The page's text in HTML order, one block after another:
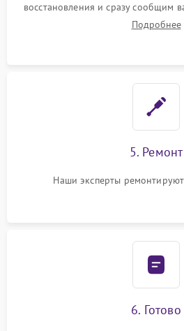
восстановления и сразу сообщим
Подробнее
5. Ремонт
Наши эксперты
6. Готово